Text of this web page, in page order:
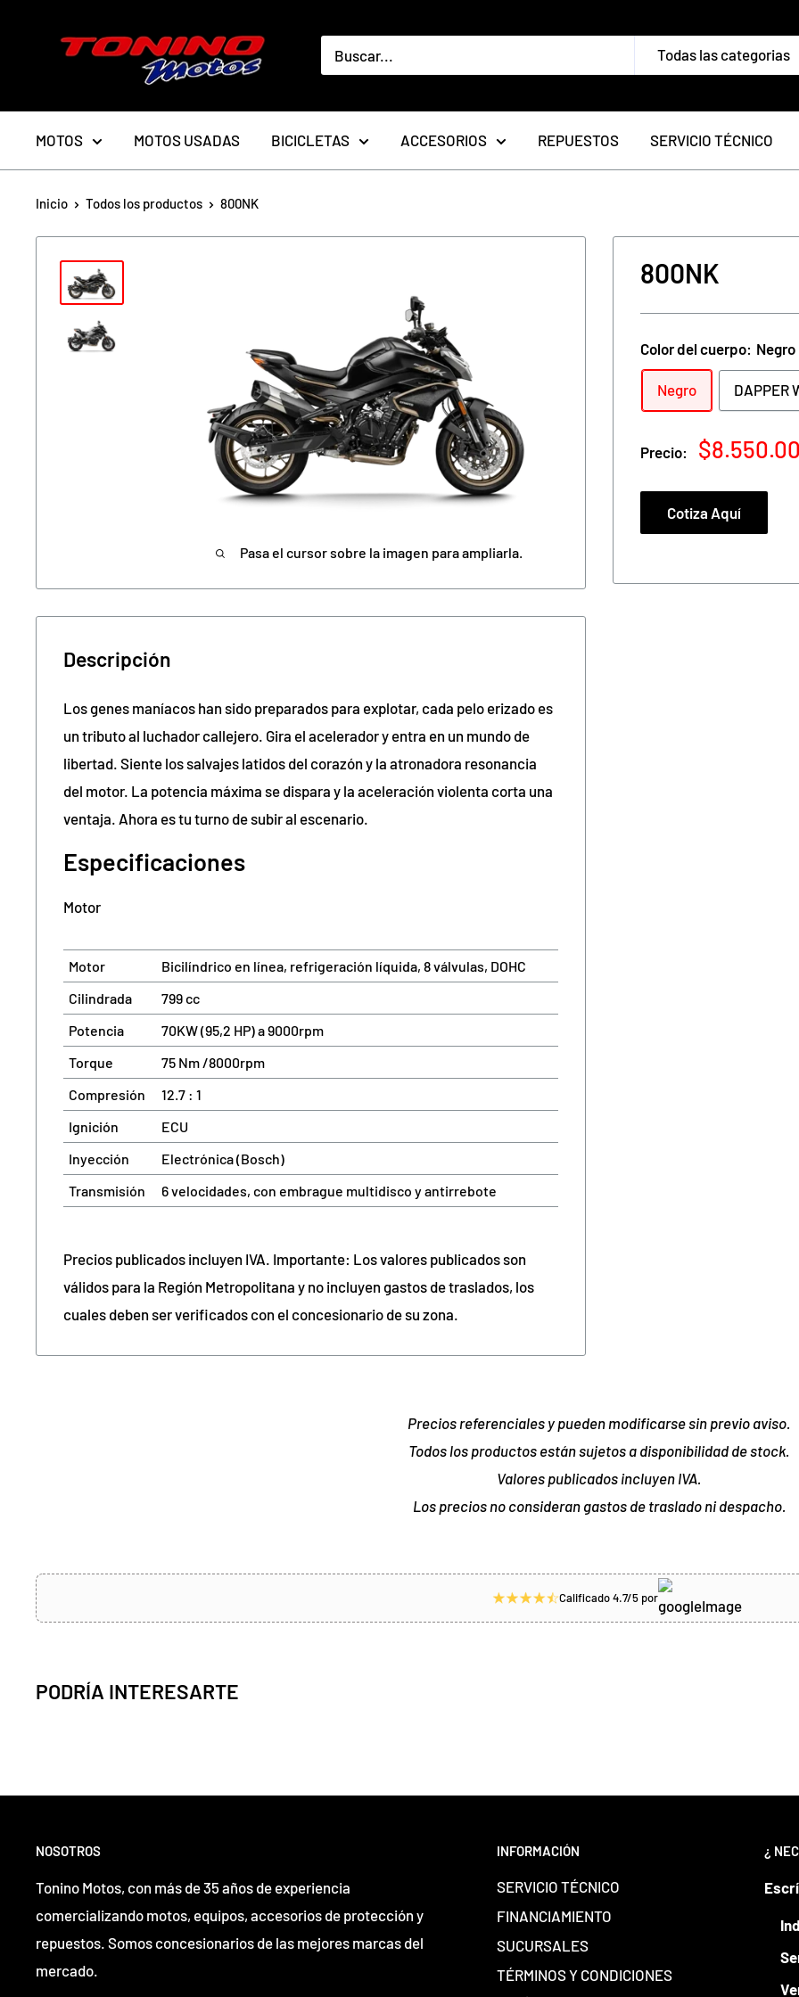
directamente
Todas las categorias
MOTOS MOTOS USADAS BICICLETAS ACCESORIOS REPUESTOS SERVICIO TÉCNICO
Inicio Todos los productos 800NK
Pasa el cursor sobre la imagen para ampliarla.
800NK
Color del cuerpo: Negro
Negro DAPPER
Precio:
Precio
venta
Cotiza Aquí
Descripción
Los genes maníacos han sido preparados para explotar, cada pelo erizado es
un tributo al luchador callejero. Gira el acelerador y entra en un mundo de
libertad. Siente los salvajes latidos del corazón y la atronadora resonancia
del motor. La potencia máxima se dispara y la aceleración violenta corta una
ventaja. Ahora es tu turno de subir al escenario.
Especificaciones
Motor
Motor
Bicilíndrico en línea, refrigeración líquida, 8 válvulas, DOHC
Cilindrada
799 cc
Potencia
70KW (95,2 HP) a 9000rpm
Torque
75 Nm /8000rpm
Compresión
12.7 : 1
Ignición
ECU
Inyección
Electrónica (Bosch)
Transmisión
6 velocidades, con embrague multidisco y antirrebote
Precios publicados incluyen IVA. Importante: Los valores publicados son
válidos para la Región Metropolitana y no incluyen gastos de traslados, los
cuales deben ser verificados con el concesionario de su zona.
Precios referenciales y pueden modificarse sin previo aviso.
Todos los productos están sujetos a disponibilidad de stock.
Valores publicados incluyen IVA.
Los precios no consideran gastos de traslado ni despacho.
Calificado 4.7/5 por
PODRÍA INTERESARTE
NOSOTROS
Tonino Motos, con más de 35 años de experiencia
comercializando motos, equipos, accesorios de protección y
repuestos. Somos concesionarios de las mejores marcas del
mercado.
INFORMACIÓN
SERVICIO TÉCNICO
FINANCIAMIENTO
SUCURSALES
TÉRMINOS Y CONDICIONES
¿